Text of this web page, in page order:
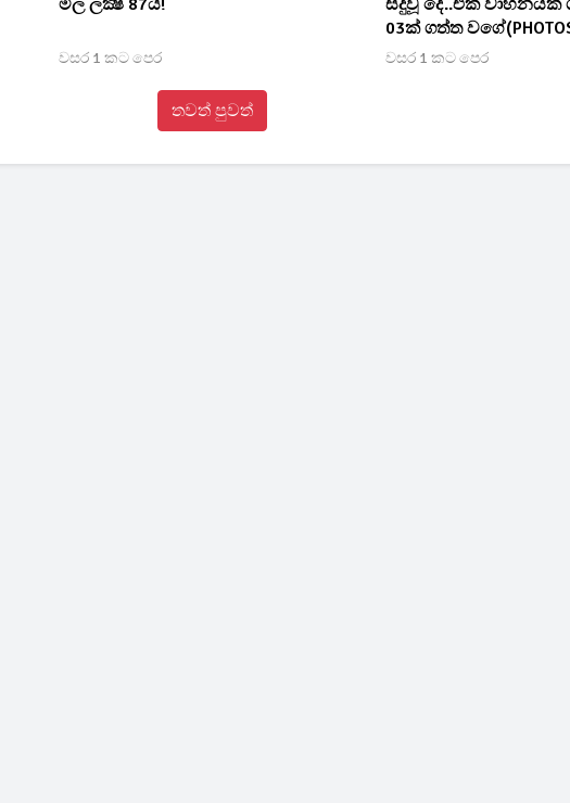
වසර 1 කට පෙර
03ක් ගත්ත
වසර 1 කට පෙර
තවත් පුවත්